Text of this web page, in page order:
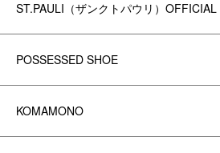
ST.PAULI（ザンクトパウリ）OFFICIAL
POSSESSED SHOE
KOMAMONO